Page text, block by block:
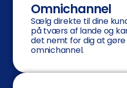
Omnichannel
Sælg direkte til dine
på tværs af lande og
det nemt for dig at
omnichannel.